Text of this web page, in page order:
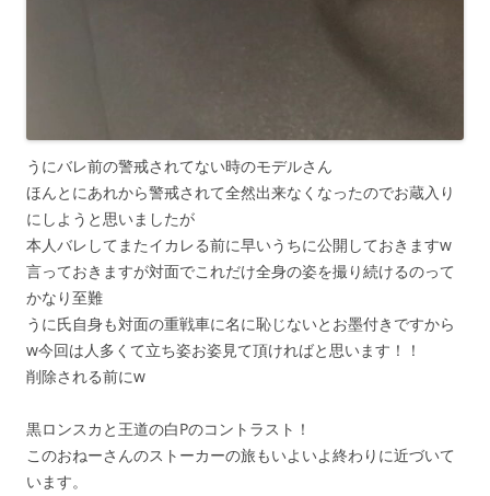
うにバレ前の警戒されてない時のモデルさん
ほんとにあれから警戒されて全然出来なくなったのでお蔵入り
にしようと思いましたが
本人バレしてまたイカレる前に早いうちに公開しておきますw
言っておきますが対面でこれだけ全身の姿を撮り続けるのって
かなり至難
うに氏自身も対面の重戦車に名に恥じないとお墨付きですから
w今回は人多くて立ち姿お姿見て頂ければと思います！！
削除される前にw
黒ロンスカと王道の白Pのコントラスト！
このおねーさんのストーカーの旅もいよいよ終わりに近づいて
います。